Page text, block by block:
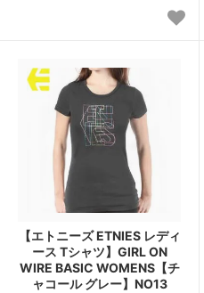
【エトニーズ ETNIES レディ
ース Tシャツ】GIRL ON
WIRE BASIC WOMENS【チ
ャコール グレー】NO13